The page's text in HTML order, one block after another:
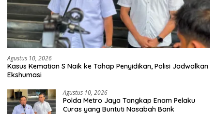
Agustus 10, 2026
Kasus Kematian S Naik ke Tahap Penyidikan, Polisi Jadwalkan
Ekshumasi
Agustus 10, 2026
Polda Metro Jaya Tangkap Enam Pelaku
Curas yang Buntuti Nasabah Bank